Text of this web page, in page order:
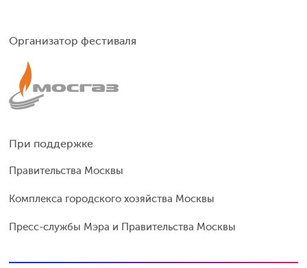
Организатор фестиваля
При поддержке
Правительства Москвы
Комплекса городского хозяйства Москвы
Пресс-службы Мэра и Правительства Москвы